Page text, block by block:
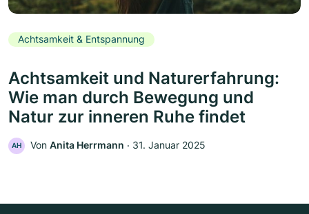
Achtsamkeit & Entspannung
Achtsamkeit und Naturerfahrung:
Wie man durch Bewegung und
Natur zur inneren Ruhe findet
AH Von Anita Herrmann ‧ 31. Januar 2025